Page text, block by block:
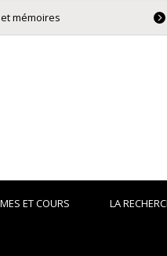
mémoires
ET COURS LA